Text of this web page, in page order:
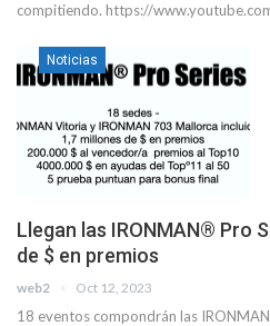
compitiendo. https://
Noticias
Llegan las IRONMAN® Pro
de $ en premios
web2 Oct 12, 2023
18 eventos compondrán las